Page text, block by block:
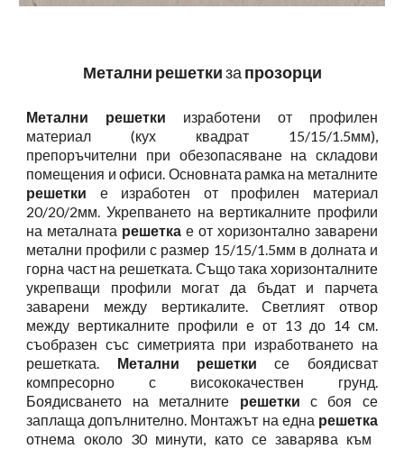
Метални решеткиза прозорци
Метални решетки изработени от профилен
материал (кух квадрат 15/15/1.5мм),
препоръчителни при обезопасяване на складови
помещения и офиси. Основната рамка на металните
решетки е изработен от профилен материал
20/20/2мм. Укрепването на вертикалните профили
на металната решетка е от хоризонтално заварени
метални профили с размер 15/15/1.5мм в долната и
горна част на решетката. Също така хоризонталните
укрепващи профили могат да бъдат и парчета
заварени между вертикалите. Светлият отвор
между вертикалните профили е от 13 до 14 см.
съобразен със симетрията при изработването на
решетката. Метални решетки се боядисват
компресорно с висококачествен грунд.
Боядисването на металните решетки с боя се
заплаща допълнително. Монтажът на една решетка
отнема около 30 минути, като се заварява към